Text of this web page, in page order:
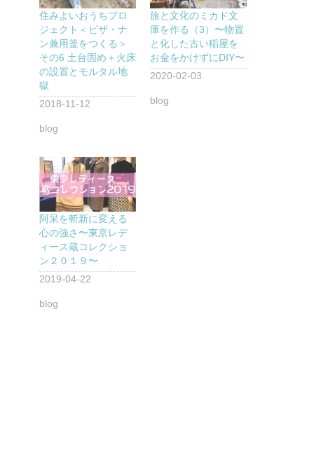
住みよいおうちプロ
ジェクト＜ピザ・ナ
ン兼用釜をつくる＞
その6 土台固め＋火床
の設置とモルタル地
獄
2018-11-12
blog
旅と文化のミカド文
庫を作る（3）〜物置
と化した古い稲屋を
お金をかけずにDIY〜
2020-02-03
blog
阿呆を斬新に変える
心の強さ〜東京レデ
ィース蔵コレクショ
ン２０１９〜
2019-04-22
blog